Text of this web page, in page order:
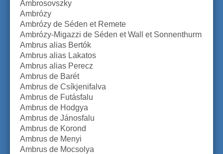
Ambrosovszky
Ambrózy
Ambrózy de Séden et Remete
Ambrózy-Migazzi de Séden et Wall et Sonnenthurm
Ambrus alias Bertók
Ambrus alias Lakatos
Ambrus alias Perecz
Ambrus de Barét
Ambrus de Csíkjenifalva
Ambrus de Futásfalu
Ambrus de Hodgya
Ambrus de Jánosfalu
Ambrus de Korond
Ambrus de Menyi
Ambrus de Mocsolya